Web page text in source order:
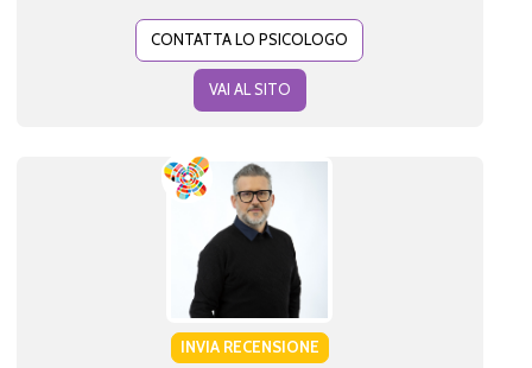
CONTATTA LO PSICOLOGO
VAI AL SITO
INVIA RECENSIONE